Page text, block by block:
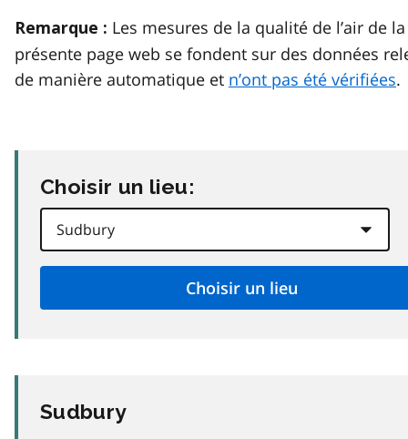
Remarque : Les mesures de la qualité de l’air de la
présente page web se fondent sur des données
de manière automatique et n’ont pas été vérifiées.
Choisir un lieu:
Sudbury